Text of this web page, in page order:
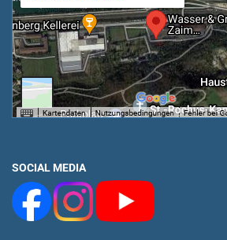
SOCIAL MEDIA